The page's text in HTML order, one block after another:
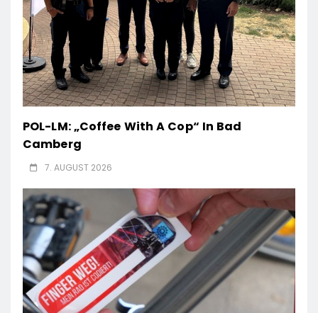
POL-LM: „Coffee With A Cop“ In Bad
Camberg
7. AUGUST 2026